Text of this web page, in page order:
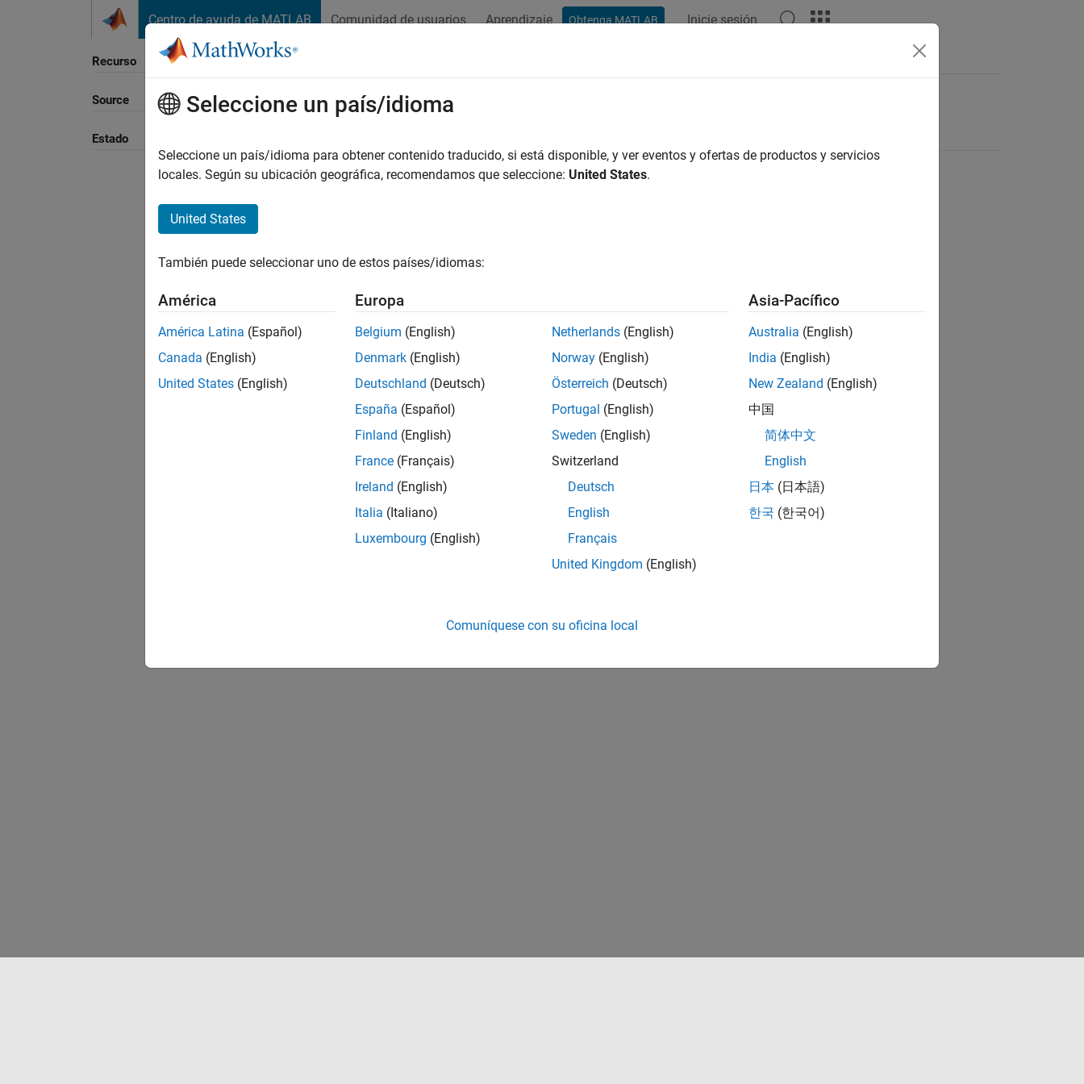
Centro de ayuda de MATLAB Comunidad de usuarios Aprendizaje Obtenga MATLAB Inicie sesión
Recurso
Source
Estado
Ordenar por
Seleccione un país/idioma
Seleccione un país/idioma para obtener contenido traducido, si está disponible, y ver eventos y ofertas de productos y servicios
locales. Según su ubicación geográfica, recomendamos que seleccione: United States.
United States
También puede seleccionar uno de estos países/idiomas:
América
América Latina (Español)
Canada (English)
United States (English)
Europa
Belgium (English)
Denmark (English)
Deutschland (Deutsch)
España (Español)
Finland (English)
France (Français)
Ireland (English)
Italia (Italiano)
Luxembourg (English)
Netherlands (English)
Norway (English)
Österreich (Deutsch)
Portugal (English)
Sweden (English)
Switzerland
Deutsch
English
Français
United Kingdom (English)
Asia-Pacífico
Australia (English)
India (English)
New Zealand (English)
中国
简体中文
English
日本 (日本語)
한국 (한국어)
Comuníquese con su oficina local